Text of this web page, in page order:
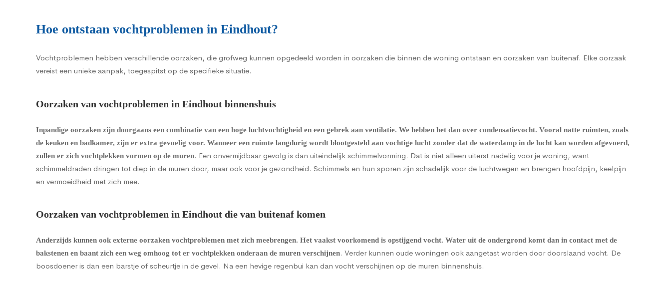
Hoe ontstaan vochtproblemen in Eindhout?
Vochtproblemen hebben verschillende oorzaken, die grofweg kunnen opgedeeld worden in oorzaken die binnen de woning ontstaan en oorzaken van buitenaf. Elke oorzaak
vereist een unieke aanpak, toegespitst op de specifieke situatie.
Oorzaken van vochtproblemen in Eindhout binnenshuis
Inpandige oorzaken zijn doorgaans een combinatie van een hoge luchtvochtigheid en een gebrek aan ventilatie. We hebben het dan over condensatievocht. Vooral natte ruimten, zoals
de keuken en badkamer, zijn er extra gevoelig voor. Wanneer een ruimte langdurig wordt blootgesteld aan vochtige lucht zonder dat de waterdamp in de lucht kan worden afgevoerd,
zullen er zich vochtplekken vormen op de muren. Een onvermijdbaar gevolg is dan uiteindelijk schimmelvorming. Dat is niet alleen uiterst nadelig voor je woning, want
schimmeldraden dringen tot diep in de muren door, maar ook voor je gezondheid. Schimmels en hun sporen zijn schadelijk voor de luchtwegen en brengen hoofdpijn, keelpijn
en vermoeidheid met zich mee.
Oorzaken van vochtproblemen in Eindhout die van buitenaf komen
Anderzijds kunnen ook externe oorzaken vochtproblemen met zich meebrengen. Het vaakst voorkomend is opstijgend vocht. Water uit de ondergrond komt dan in contact met de
bakstenen en baant zich een weg omhoog tot er vochtplekken onderaan de muren verschijnen. Verder kunnen oude woningen ook aangetast worden door doorslaand vocht. De
boosdoener is dan een barstje of scheurtje in de gevel. Na een hevige regenbui kan dan vocht verschijnen op de muren binnenshuis.